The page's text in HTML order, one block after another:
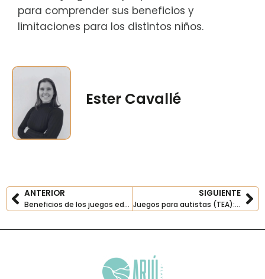
para comprender sus beneficios y
limitaciones para los distintos niños.
Ester Cavallé
Prev
ANTERIOR
Beneficios de los juegos educativos en el aprendizaje infantil
SIGUIENTE
Juegos para autistas (TEA): Opciones adaptadas para potenciar el desarrollo